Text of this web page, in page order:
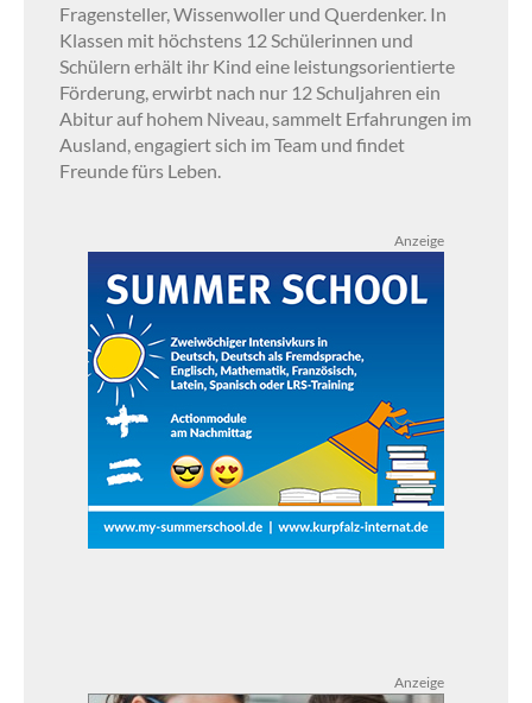
Fragensteller, Wissenwoller und Querdenker. In
Klassen mit höchstens 12 Schülerinnen und
Schülern erhält ihr Kind eine leistungsorientierte
Förderung, erwirbt nach nur 12 Schuljahren ein
Abitur auf hohem Niveau, sammelt Erfahrungen im
Ausland, engagiert sich im Team und findet
Freunde fürs Leben.
Anzeige
Anzeige